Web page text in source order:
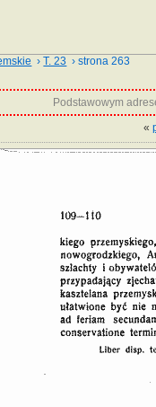
›T. 23 › strona 263
Podstawowym
«